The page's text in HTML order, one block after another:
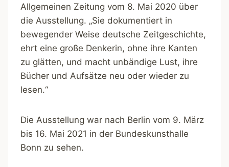
Allgemeinen Zeitung vom 8. Mai 2020 über
die Ausstellung. „Sie dokumentiert in
bewegender Weise deutsche Zeitgeschichte,
ehrt eine große Denkerin, ohne ihre Kanten
zu glätten, und macht unbändige Lust, ihre
Bücher und Aufsätze neu oder wieder zu
lesen.“
Die Ausstellung war nach Berlin vom 9. März
bis 16. Mai 2021 in der Bundeskunsthalle
Bonn zu sehen.